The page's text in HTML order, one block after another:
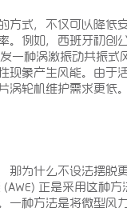
方式，不仅可以降低
。例如，西班牙初创
一种涡激振动共振式
现象产生风能。由于
涡轮机维护需求更低。
那为什么不设法摆脱
正是采用这种方
一种方法是将微型风